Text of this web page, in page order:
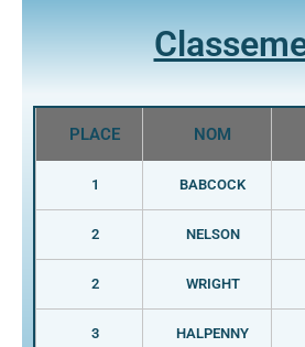
PLACE NOM
1 BABCOCK
2 NELSON
2 WRIGHT
3 HALPENNY